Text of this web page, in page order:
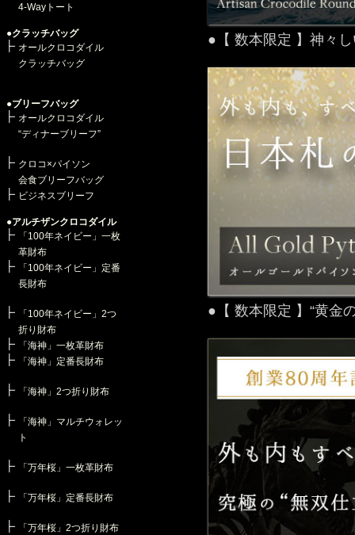
4-Wayトート
●クラッチバッグ
オールクロコダイル
クラッチバッグ
●ブリーフバッグ
オールクロコダイル
“ディナーブリーフ”
クロコ×パイソン
会食ブリーフバッグ
ビジネスブリーフ
●アルチザンクロコダイル
「100年ネイビー」一枚
革財布
「100年ネイビー」定番
長財布
「100年ネイビー」2つ
折り財布
「海神」一枚革財布
「海神」定番長財布
「海神」2つ折り財布
「海神」マルチウォレッ
ト
「万年桜」一枚革財布
「万年桜」定番長財布
「万年桜」2つ折り財布
●【 数本限定 】神々
●【 数本限定 】“黄金